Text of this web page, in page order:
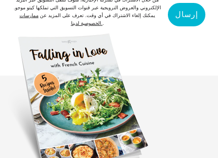
الإلكتروني والعروض الترويجية عبر قنوات التسويق التي تملكها كيتو موجو.
يمكنك إلغاء الاشتراك في أي وقت. تعرف على المزيد عن ممارسات
الخصوصية لدينا..
إرسال